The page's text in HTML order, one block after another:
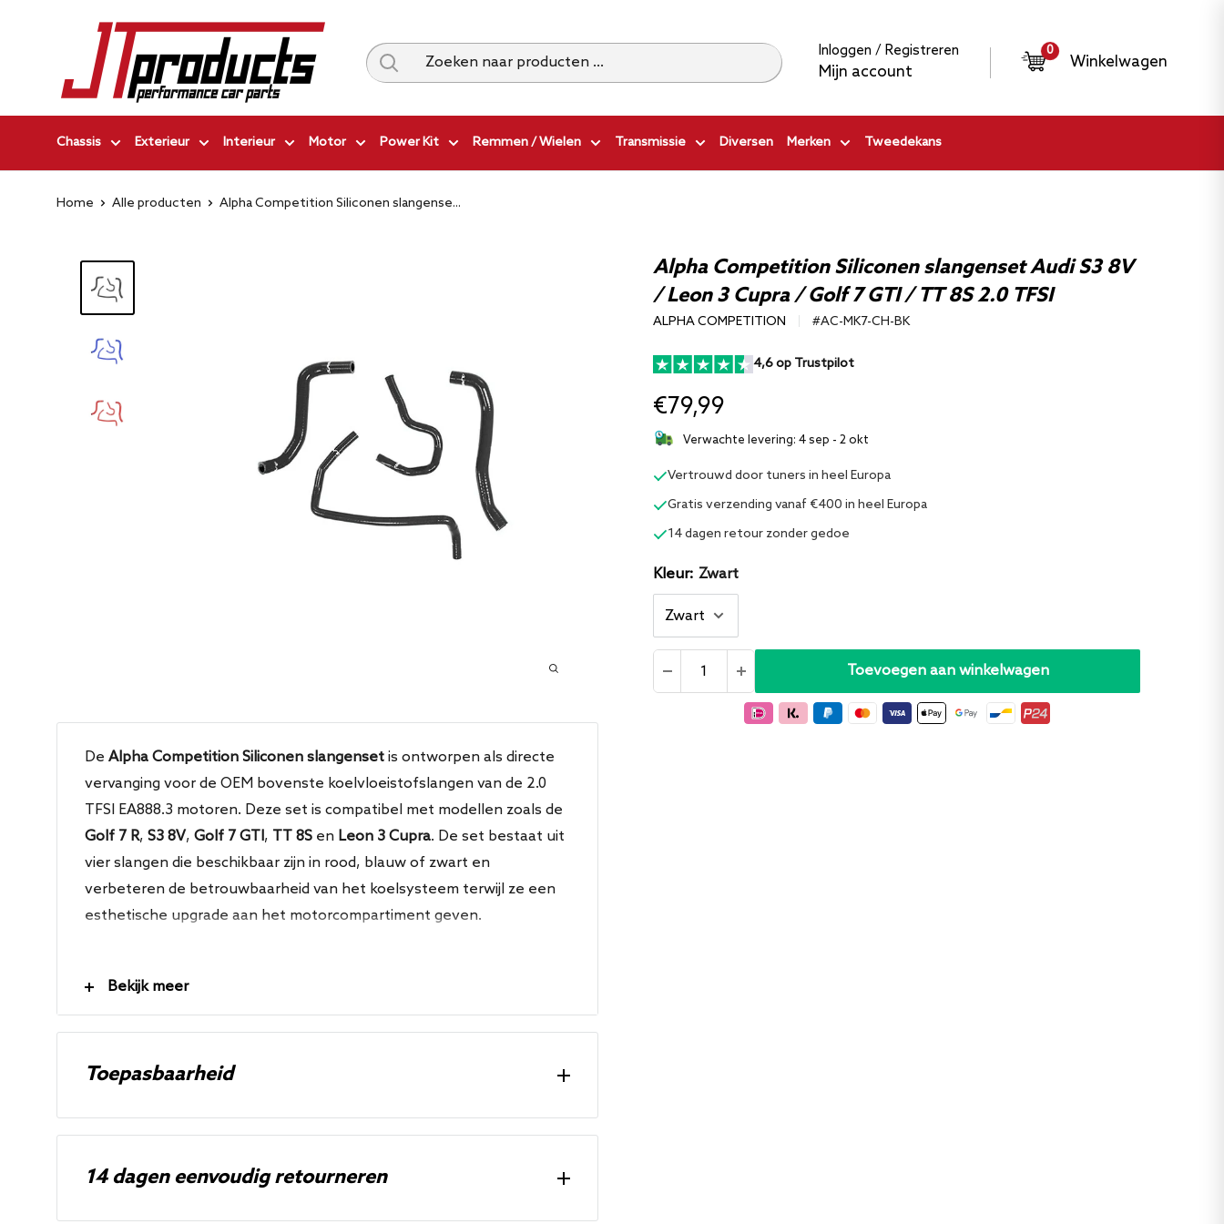
Products
Car
Inloggen / Registreren
Mijn account
0
Winkelwagen
Chassis Exterieur Interieur Motor Power Kit Remmen / Wielen Transmissie Diversen Merken Tweedekans
Home Alle producten Alpha Competition Siliconen slangense...
Alpha Competition Siliconen slangenset Audi S3 8V
/ Leon 3 Cupra / Golf 7 GTI / TT 8S 2.0 TFSI
ALPHA COMPETITION #AC-MK7-CH-BK
4,6 op Trustpilot
€79,99
Verwachte levering: 4 sep - 2 okt
Vertrouwd door tuners in heel Europa
Gratis verzending vanaf €400 in heel Europa
14 dagen retour zonder gedoe
Kleur: Zwart
Toevoegen aan winkelwagen
De Alpha Competition Siliconen slangenset is ontworpen als directe
vervanging voor de OEM bovenste koelvloeistofslangen van de 2.0
TFSI EA888.3 motoren. Deze set is compatibel met modellen zoals de
Golf 7 R, S3 8V, Golf 7 GTI, TT 8S en Leon 3 Cupra. De set bestaat uit
vier slangen die beschikbaar zijn in rood, blauw of zwart en
verbeteren de betrouwbaarheid van het koelsysteem terwijl ze een
esthetische upgrade aan het motorcompartiment geven.
Eigenschappen
Direct bolt on
Rode, blauwe of zwarte afwerking
Roestvrijstalen klemmen inbegrepen
Bekijk meer
Toepasbaarheid
Merk Model Modelcode
Uitvoering
Audi
8V / 8.5V - 12-20
8V / 8.5V - 13-20
Audi
SQ2 GA (1) - 16-20
2.0 TFSI - 300
14 dagen eenvoudig retourneren